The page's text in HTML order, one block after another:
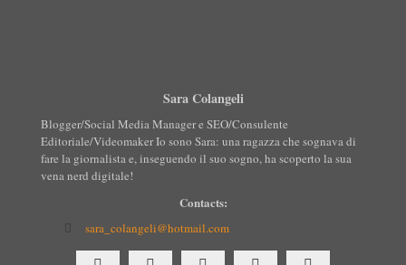
Sara Colangeli
Blogger/Social Media Manager e SEO/Consulente
Editoriale/Videomaker Io sono Sara: una ragazza che sognava di
fare la giornalista e, inseguendo il suo sogno, ha scoperto la sua
vena nerd digitale!
Contacts:
sara_colangeli@hotmail.com